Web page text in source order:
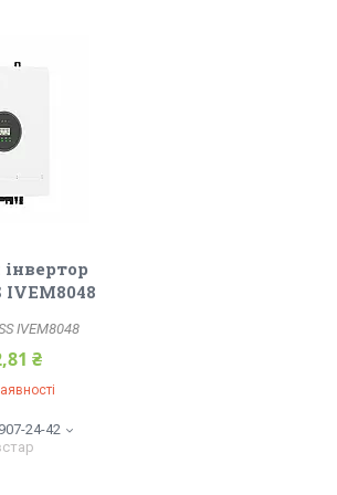
IVEM8048
₴
24-42